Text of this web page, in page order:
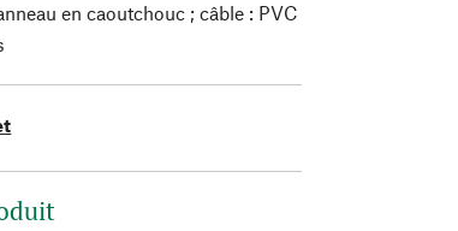
en caoutchouc ; câble : PVC